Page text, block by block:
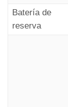
el indicador
mientras
requisitos
Batería de
reserva